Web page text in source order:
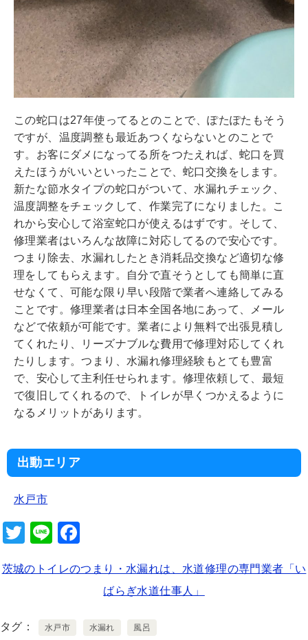
この蛇口は27年使ってるとのことで、ぽたぽたもそう
ですが、温度調整も最近あつくならないとのことで
す。お客にダメになってる所をつたえれば、蛇口を買
えたほうがいいといったことで、蛇口交換をします。
新たな節水タイプの蛇口がついて、水漏れチェック、
温度調整をチェックして、作業完了になりました。こ
れから安心して浴室蛇口が使えるはずです。そして、
修理業者はいろんな故障に対応してるので安心です。
つまり除去、水漏れしたとき消耗品交換など適切な修
理をしてもらえます。自分で直そうとしても簡単に直
せなくて、可能な限り早い段階で業者へ連絡してみる
ことです。修理業者は日本全国各地にあって、メール
などで依頼が可能です。業者により無料で出張見積し
てくれたり、リーズナブルな費用で修理対応してくれ
たりします。つまり、水漏れ修理経験もとても豊富
で、安心して主利任せられます。修理依頼して、最短
で復旧してくれるので、トイレが早くつかえるように
なるメリットがあります。
出動エリア
水戸市
T
tt
Li
e c
b
茨城のトイレのつまり・水漏れは、水道修理の専門業者「い
ばらぎ水道仕事人」
タグ 水戸市 水漏れ 風呂